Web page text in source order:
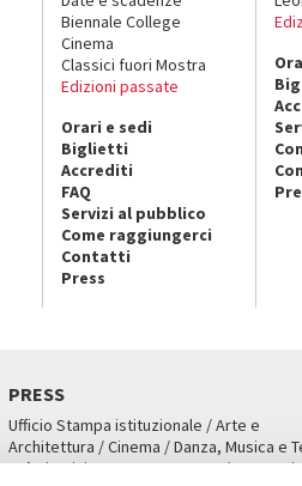
Biennale College
Cinema
Classici fuori Mostra
Edizioni passate
Orari e sedi
Biglietti
Accrediti
FAQ
Servizi al pubblico
Come raggiungerci
Contatti
Press
PRESS
Ufficio Stampa istituzionale / Arte e
Architettura / Cinema / Danza, Musica e
Ca’ Giustinian, San Marco 1364/A, Venezia